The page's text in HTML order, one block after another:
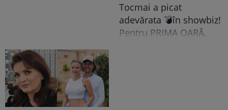
Tocmai a picat
adevărata 💣în showbiz!
Pentru PRIMA OARĂ,